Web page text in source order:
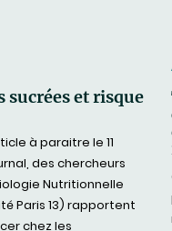
sucrées et risque
à paraitre le 11
des chercheurs
Nutritionnelle
Paris 13) rapportent
chez les